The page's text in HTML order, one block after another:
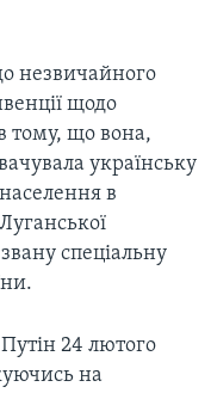
незвичайного
щодо
тому, що вона,
українську
в
спеціальну
24 лютого
на